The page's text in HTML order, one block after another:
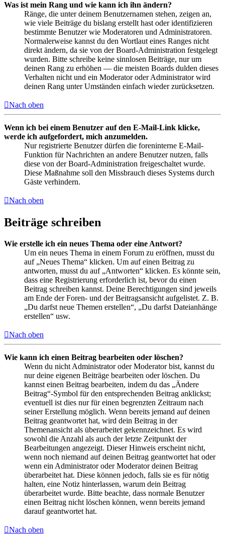
Was ist mein Rang und wie kann ich ihn ändern?
Ränge, die unter deinem Benutzernamen stehen, zeigen an,
wie viele Beiträge du bislang erstellt hast oder identifizieren
bestimmte Benutzer wie Moderatoren und Administratoren.
Normalerweise kannst du den Wortlaut eines Ranges nicht
direkt ändern, da sie von der Board-Administration festgelegt
wurden. Bitte schreibe keine sinnlosen Beiträge, nur um
deinen Rang zu erhöhen — die meisten Boards dulden dieses
Verhalten nicht und ein Moderator oder Administrator wird
deinen Rang unter Umständen einfach wieder zurücksetzen.
Nach oben
Wenn ich bei einem Benutzer auf den E-Mail-Link klicke,
werde ich aufgefordert, mich anzumelden.
Nur registrierte Benutzer dürfen die foreninterne E-Mail-
Funktion für Nachrichten an andere Benutzer nutzen, falls
diese von der Board-Administration freigeschaltet wurde.
Diese Maßnahme soll den Missbrauch dieses Systems durch
Gäste verhindern.
Nach oben
Beiträge schreiben
Wie erstelle ich ein neues Thema oder eine Antwort?
Um ein neues Thema in einem Forum zu eröffnen, musst du
auf „Neues Thema“ klicken. Um auf einen Beitrag zu
antworten, musst du auf „Antworten“ klicken. Es könnte sein,
dass eine Registrierung erforderlich ist, bevor du einen
Beitrag schreiben kannst. Deine Berechtigungen sind jeweils
am Ende der Foren- und der Beitragsansicht aufgelistet. Z. B.
„Du darfst neue Themen erstellen“, „Du darfst Dateianhänge
erstellen“ usw.
Nach oben
Wie kann ich einen Beitrag bearbeiten oder löschen?
Wenn du nicht Administrator oder Moderator bist, kannst du
nur deine eigenen Beiträge bearbeiten oder löschen. Du
kannst einen Beitrag bearbeiten, indem du das „Ändere
Beitrag“-Symbol für den entsprechenden Beitrag anklickst;
eventuell ist dies nur für einen begrenzten Zeitraum nach
seiner Erstellung möglich. Wenn bereits jemand auf deinen
Beitrag geantwortet hat, wird dein Beitrag in der
Themenansicht als überarbeitet gekennzeichnet. Es wird
sowohl die Anzahl als auch der letzte Zeitpunkt der
Bearbeitungen angezeigt. Dieser Hinweis erscheint nicht,
wenn noch niemand auf deinen Beitrag geantwortet hat oder
wenn ein Administrator oder Moderator deinen Beitrag
überarbeitet hat. Diese können jedoch, falls sie es für nötig
halten, eine Notiz hinterlassen, warum dein Beitrag
überarbeitet wurde. Bitte beachte, dass normale Benutzer
einen Beitrag nicht löschen können, wenn bereits jemand
darauf geantwortet hat.
Nach oben